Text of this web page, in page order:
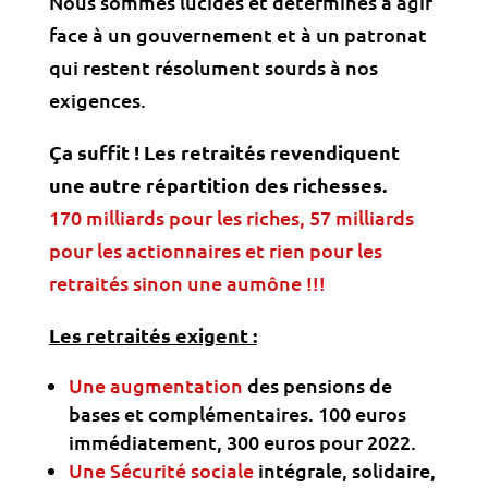
face à un gouvernement et à un patronat
qui restent résolument sourds à nos
exigences.
Ça suffit ! Les retraités revendiquent
une autre répartition des richesses.
170 milliards pour les riches, 57 milliards
pour les actionnaires et rien pour les
retraités sinon une aumône !!!
Les retraités exigent :
Une augmentation des pensions de
bases et complémentaires. 100 euros
immédiatement, 300 euros pour 2022.
Une Sécurité socialeintégrale, solidaire,